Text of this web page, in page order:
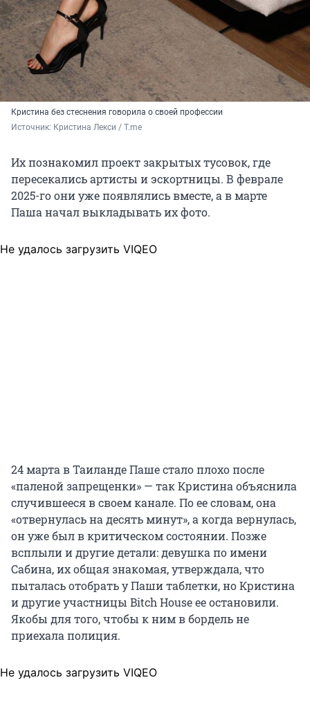
Кристина без стеснения говорила о своей профессии
Источник: Кристина Лекси / T.me
Их познакомил проект закрытых тусовок, где
пересекались артисты и эскортницы. В феврале
2025-го они уже появлялись вместе, а в марте
Паша начал выкладывать их фото.
Не удалось загрузить VIQEO
24 марта в Таиланде Паше стало плохо после
«паленой запрещенки» — так Кристина объяснила
случившееся в своем канале. По ее словам, она
«отвернулась на десять минут», а когда вернулась,
он уже был в критическом состоянии. Позже
всплыли и другие детали: девушка по имени
Сабина, их общая знакомая, утверждала, что
пыталась отобрать у Паши таблетки, но Кристина
и другие участницы Bitch House ее остановили.
Якобы для того, чтобы к ним в бордель не
приехала полиция.
Не удалось загрузить VIQEO